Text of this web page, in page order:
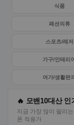
식품
패션의류
스포츠/레저
가구/인테리
여가/생활편
🔥 모밴10대산 인
지금 가장 많이 팔리
폰 적용가